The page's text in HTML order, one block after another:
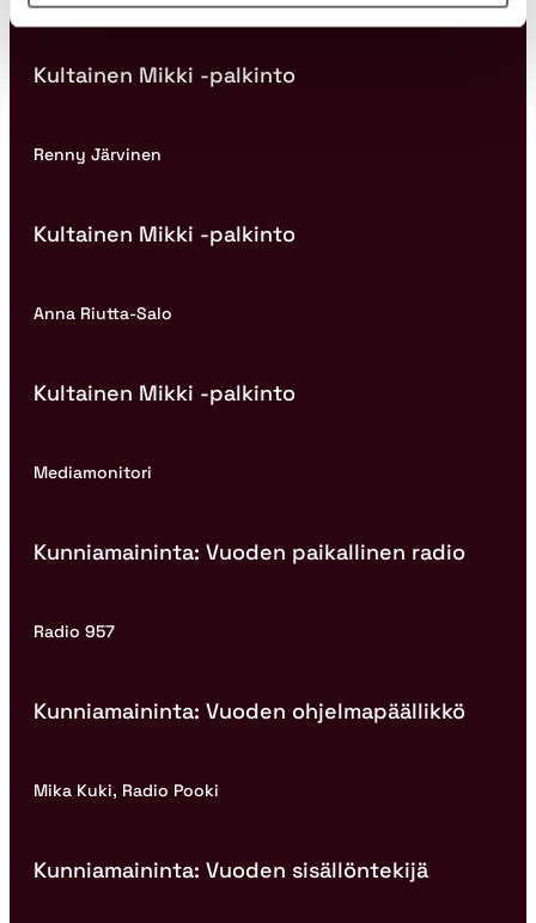
Kultainen Mikki -palkinto
Renny Järvinen
Kultainen Mikki -palkinto
Anna Riutta-Salo
Kultainen Mikki -palkinto
Mediamonitori
Kunniamaininta: Vuoden paikallinen radio
Radio 957
Kunniamaininta: Vuoden ohjelmapäällikkö
Mika Kuki, Radio Pooki
Kunniamaininta: Vuoden sisällöntekijä